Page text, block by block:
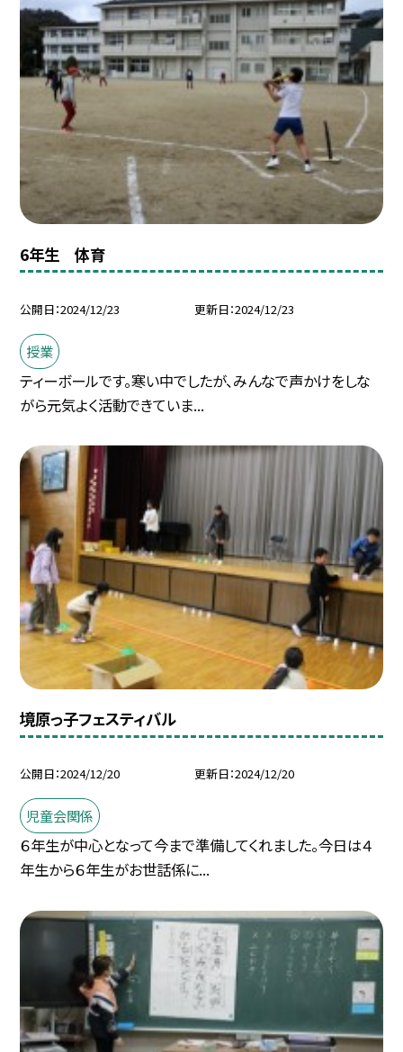
6年生 体育
公開日 2024/12/23 更新日 2024/12/23
授業
ティーボールです。寒い中でしたが、みんなで声かけをしな
がら元気よく活動できていま...
境原っ子フェスティバル
公開日 2024/12/20 更新日 2024/12/20
児童会関係
６年生が中心となって今まで準備してくれました。今日は４
年生から６年生がお世話係に...